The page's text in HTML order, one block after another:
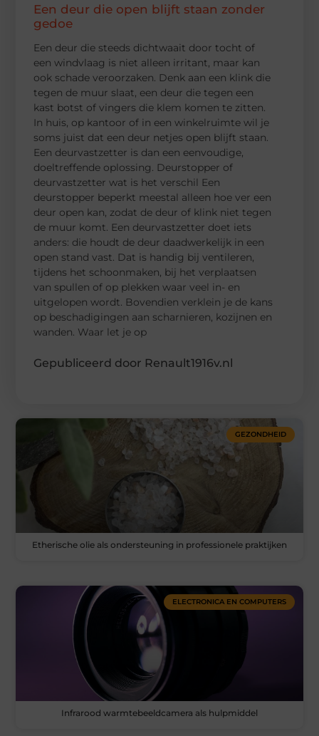
Een deur die open blijft staan zonder
gedoe
Een deur die steeds dichtwaait door tocht of
een windvlaag is niet alleen irritant, maar kan
ook schade veroorzaken. Denk aan een klink die
tegen de muur slaat, een deur die tegen een
kast botst of vingers die klem komen te zitten.
In huis, op kantoor of in een winkelruimte wil je
soms juist dat een deur netjes open blijft staan.
Een deurvastzetter is dan een eenvoudige,
doeltreffende oplossing. Deurstopper of
deurvastzetter wat is het verschil Een
deurstopper beperkt meestal alleen hoe ver een
deur open kan, zodat de deur of klink niet tegen
de muur komt. Een deurvastzetter doet iets
anders: die houdt de deur daadwerkelijk in een
open stand vast. Dat is handig bij ventileren,
tijdens het schoonmaken, bij het verplaatsen
van spullen of op plekken waar veel in- en
uitgelopen wordt. Bovendien verklein je de kans
op beschadigingen aan scharnieren, kozijnen en
wanden. Waar let je op
Gepubliceerd door Renault1916v.nl
GEZONDHEID
Etherische olie als ondersteuning in professionele praktijken
ELECTRONICA EN COMPUTERS
Infrarood warmtebeeldcamera als hulpmiddel